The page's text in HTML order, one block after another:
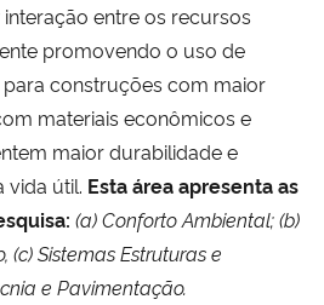
e Abastecimentoentre os recursos
promovendo o uso de
construções com maior
materiais econômicos e
maior durabilidade e
vida útil. Esta área apresenta as
(a) Conforto Ambiental; (b)
(c) Sistemas Estruturas e
e Pavimentação.